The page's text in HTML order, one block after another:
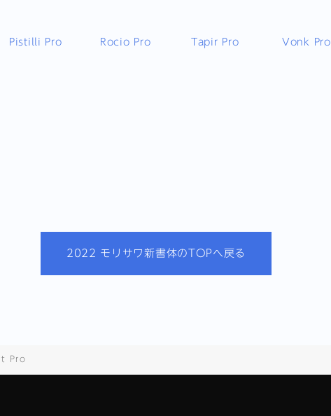
Pistilli Pro Rocio Pro Tapir Pro Vonk Pro
2022 モリサワ新書体のTOPへ戻る
Pro